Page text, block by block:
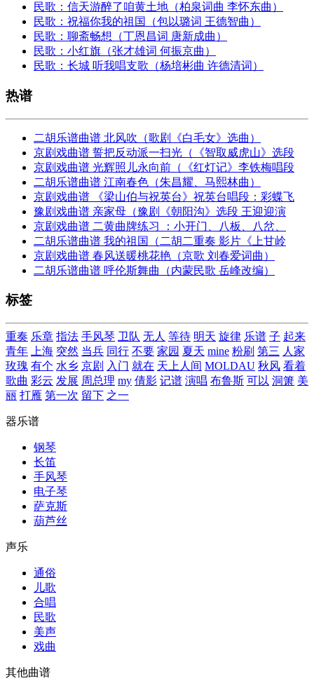
民歌：信天游醉了咱黄土地（柏泉词曲 李怀东曲）
民歌：祝福你我的祖国（包以璐词 王德智曲）
民歌：聊斋畅想（丁恩昌词 唐新成曲）
民歌：小红旗（张才雄词 何振京曲）
民歌：长城 听我唱支歌（杨培彬曲 许德清词）
热谱
二胡乐谱曲谱 北风吹（歌剧《白毛女》选曲）
京剧戏曲谱 誓把反动派一扫光（《智取威虎山》选段
京剧戏曲谱 光辉照儿永向前（《红灯记》李铁梅唱段
二胡乐谱曲谱 江南春色（朱昌耀、马熙林曲）
京剧戏曲谱 《梁山伯与祝英台》祝英台唱段：彩蝶飞
豫剧戏曲谱 亲家母（豫剧《朝阳沟》选段 王迎迎演
京剧戏曲谱 二黄曲牌练习 ：小开门、八板、八岔、
二胡乐谱曲谱 我的祖国（二胡二重奏 影片《上甘岭
京剧戏曲谱 春风送暖桃花艳（京歌 刘春爱词曲）
二胡乐谱曲谱 呼伦斯舞曲（内蒙民歌 岳峰改编）
标签
重奏 乐章 指法 手风琴 卫队 无人 等待 明天 旋律 乐谱 子 起来
青年
上海 突然 当兵 同行 不要 家园 夏天 mine 粉刷 第三 人家
玫瑰 有个 水乡 京剧 入门 就在 天上人间 MOLDAU 秋风 看着
歌曲 彩云 发展 周总理 my 倩影 记谱 演唱 布鲁斯 可以 洞箫 美
丽 打雁 第一次 留下 之一
器乐谱
钢琴
长笛
手风琴
电子琴
萨克斯
葫芦丝
声乐
通俗
儿歌
合唱
民歌
美声
戏曲
其他曲谱